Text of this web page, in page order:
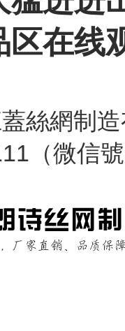
区在线
絲網制
（微信